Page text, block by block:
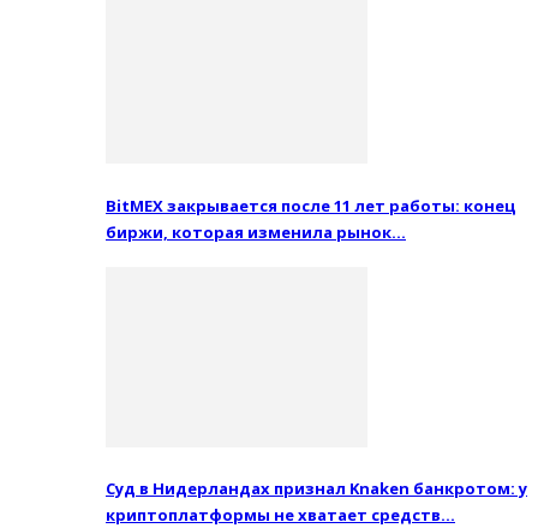
BitMEX закрывается после 11 лет работы: конец
биржи, которая изменила рынок…
Суд в Нидерландах признал Knaken банкротом: у
криптоплатформы не хватает средств…